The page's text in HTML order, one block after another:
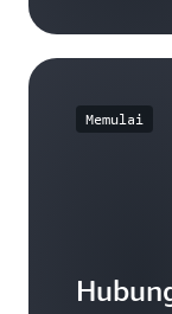
Memulai